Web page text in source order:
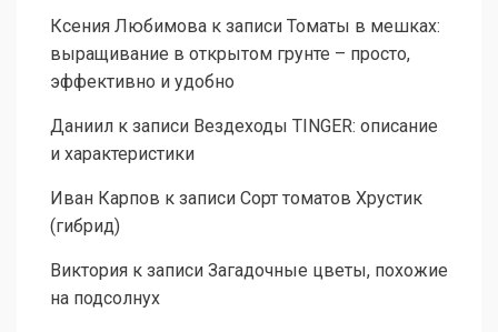
Ксения Любимова к записи Томаты в мешках:
выращивание в открытом грунте – просто,
эффективно и удобно
Даниил к записи Вездеходы TINGER: описание
и характеристики
Иван Карпов к записи Сорт томатов Хрустик
(гибрид)
Виктория к записи Загадочные цветы, похожие
на подсолнух